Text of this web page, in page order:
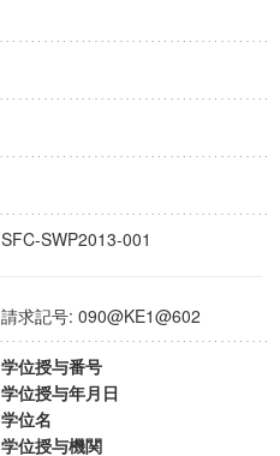
SFC-SWP2013-001
請求記号: 090@KE1@602
学位授与番号
学位授与年月日
学位名
学位授与機関